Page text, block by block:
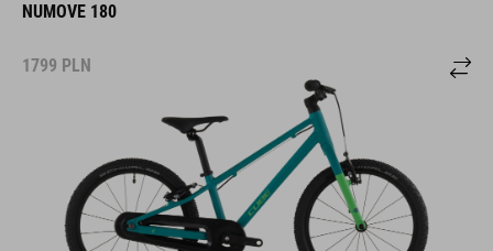
NUMOVE 180
1799 PLN